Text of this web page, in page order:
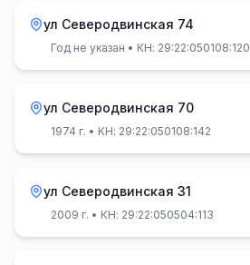
ул Северодвинская 74
Год не указан • КН: 29:22:050108:120
ул Северодвинская 70
1974 г. • КН: 29:22:050108:142
ул Северодвинская 31
2009 г. • КН: 29:22:050504:113